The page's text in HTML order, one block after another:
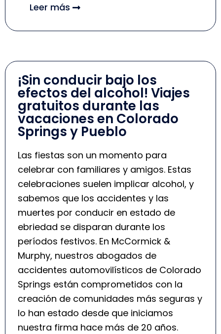
Leer más
¡Sin conducir bajo los
efectos del alcohol! Viajes
gratuitos durante las
vacaciones en Colorado
Springs y Pueblo
Las fiestas son un momento para
celebrar con familiares y amigos. Estas
celebraciones suelen implicar alcohol, y
sabemos que los accidentes y las
muertes por conducir en estado de
ebriedad se disparan durante los
períodos festivos. En McCormick &
Murphy, nuestros abogados de
accidentes automovilísticos de Colorado
Springs están comprometidos con la
creación de comunidades más seguras y
lo han estado desde que iniciamos
nuestra firma hace más de 20 años.